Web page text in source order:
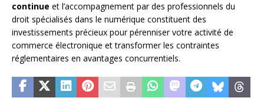
continue et l’accompagnement par des professionnels du
droit spécialisés dans le numérique constituent des
investissements précieux pour pérenniser votre activité de
commerce électronique et transformer les contraintes
réglementaires en avantages concurrentiels.